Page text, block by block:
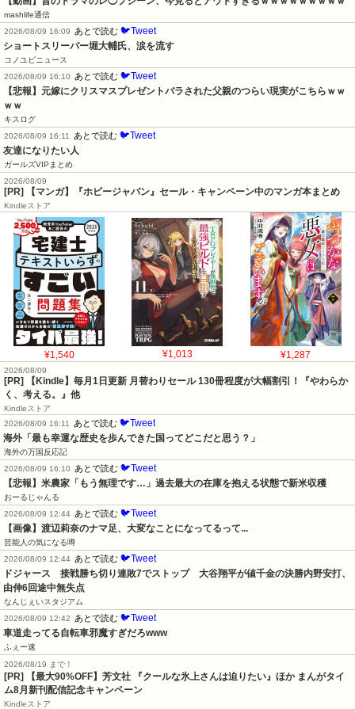
mashlife通信
2026/08/09 16:09
あとで読む 🐦Tweet
ショートスリーパー堀大輔氏、涙を流す
コノユビニュース
2026/08/09 16:10
あとで読む 🐦Tweet
【悲報】元嫁にクリスマスプレゼントバラされた父親のつらい現実がこちらｗｗ
ｗｗ
キスログ
2026/08/09 16:11
あとで読む 🐦Tweet
友達になりたい人
ガールズVIPまとめ
2026/08/09
[PR] 【マンガ】『ホビージャパン』セール・キャンペーン中のマンガ本まとめ
Kindleストア
¥1,540 ¥1,013 ¥1,287
2026/08/09
[PR]
【Kindle】毎月1日更新 月替わりセール 130冊程度が大幅割引！『やわらか
く、考える。』他
Kindleストア
2026/08/09 16:11
あとで読む 🐦Tweet
海外「最も幸運な歴史を歩んできた国ってどこだと思う？」
海外の万国反応記
2026/08/09 16:10
あとで読む 🐦Tweet
【悲報】米農家「もう無理です…」過去最大の在庫を抱える状態で新米収穫
おーるじゃんる
2026/08/09 12:44 あとで読む 🐦Tweet
【画像】渡辺莉奈のナマ足、大変なことになってるって...
芸能人の気になる噂
2026/08/09 12:44 あとで読む 🐦Tweet
ドジャース　接戦勝ち切り連敗7でストップ　大谷翔平が値千金の決勝内野安打、
由伸6回途中無失点
なんじぇいスタジアム
2026/08/09 12:42
あとで読む 🐦Tweet
車道走ってる自転車邪魔すぎだろwww
ふぇー速
2026/08/19 まで！
[PR] 【最大90%OFF】芳文社 『クールな氷上さんは迫りたい』ほか まんがタイ
ム8月新刊配信記念キャンペーン
Kindleストア